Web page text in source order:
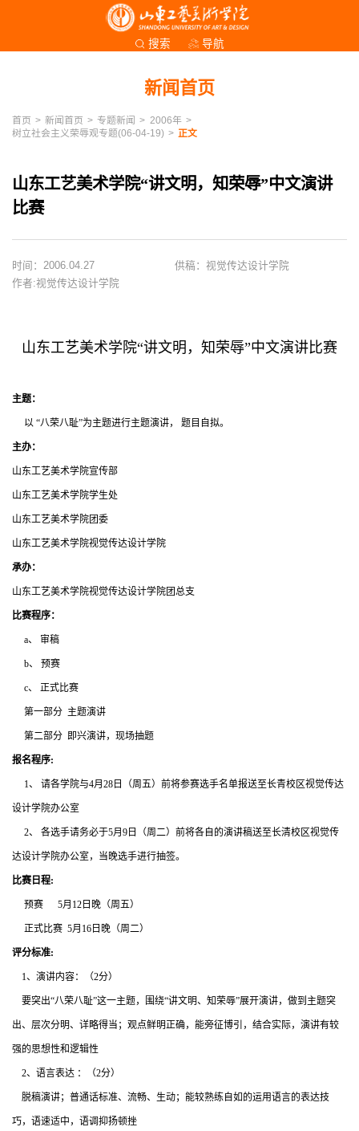
搜索 导航
新闻首页
首页 > 新闻首页 > 专题新闻 > 2006年 >
树立社会主义荣辱观专题(06-04-19) > 正文
山东工艺美术学院“讲文明，知荣辱”中文演讲
比赛
时间：2006.04.27
供稿：视觉传达设计学院
作者:视觉传达设计学院
山东工艺美术学院“讲文明，知荣辱”中文演讲比赛
主题：
以 “八荣八耻”为主题进行主题演讲， 题目自拟。
主办：
山东工艺美术学院宣传部
山东工艺美术学院学生处
山东工艺美术学院团委
山东工艺美术学院视觉传达设计学院
承办：
山东工艺美术学院视觉传达设计学院团总支
比赛程序：
a、 审稿
b、 预赛
c、 正式比赛
第一部分 主题演讲
第二部分 即兴演讲，现场抽题
报名程序:
1、 请各学院与4月28日（周五）前将参赛选手名单报送至长青校区视觉传达
设计学院办公室
2、 各选手请务必于5月9日（周二）前将各自的演讲稿送至长清校区视觉传
达设计学院办公室，当晚选手进行抽签。
比赛日程:
预赛 5月12日晚（周五）
正式比赛 5月16日晚（周二）
评分标准:
1、演讲内容：（2分）
要突出“八荣八耻”这一主题，围绕“讲文明、知荣辱”展开演讲，做到主题突
出、层次分明、详略得当；观点鲜明正确，能旁征博引，结合实际，演讲有较
强的思想性和逻辑性
2、语言表达 ：（2分）
脱稿演讲；普通话标准、流畅、生动；能较熟练自如的运用语言的表达技
巧，语速适中，语调抑扬顿挫